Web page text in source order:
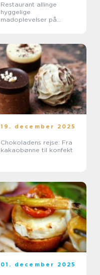
Restaurant allinge
hyggelige
madoplevelser på
19. december 2025
Chokoladens rejse: Fra
kakaobønne til konfekt
01. december 2025